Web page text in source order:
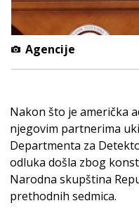
Agencije
Nakon što je američka
njegovim partnerima
Departmenta za
odluka došla zbog
Narodna skupština
prethodnih sedmica.